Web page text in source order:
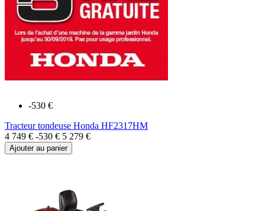
-530 €
Tracteur tondeuse Honda HF2317HM
4 749 € -530 € 5 279 €
Ajouter au panier